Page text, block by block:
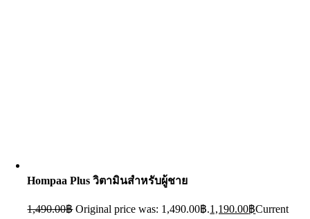
Hompaa Plus วิตามินสำหรับผู้ชาย
1,490.00฿ Original price was: 1,490.00฿.1,190.00฿Current